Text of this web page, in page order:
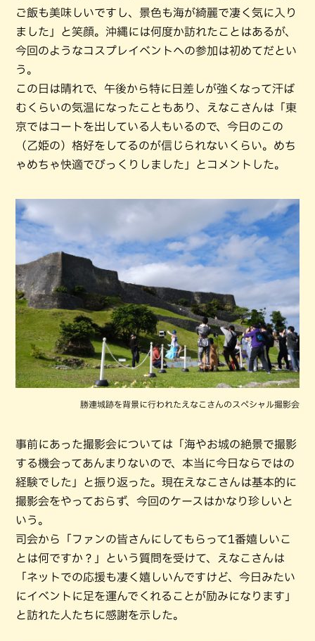
ご飯も美味しいですし、景色も海が綺麗で凄く気に入り
ました」と笑顔。沖縄には何度か訪れたことはあるが、
今回のようなコスプレイベントへの参加は初めてだとい
う。
この日は晴れで、午後から特に日差しが強くなって汗ば
むくらいの気温になったこともあり、えなこさんは「東
京ではコートを出している人もいるので、今日のこの
（乙姫の）格好をしてるのが信じられないくらい。めち
ゃめちゃ快適でびっくりしました」とコメントした。
勝連城跡を背景に行われたえなこさんのスペシャル撮影会
事前にあった撮影会については「海やお城の絶景で撮影
する機会ってあんまりないので、本当に今日ならではの
経験でした」と振り返った。現在えなこさんは基本的に
撮影会をやっておらず、今回のケースはかなり珍しいと
いう。
司会から「ファンの皆さんにしてもらって1番嬉しいこ
とは何ですか？」という質問を受けて、えなこさんは
「ネットでの応援も凄く嬉しいんですけど、今日みたい
にイベントに足を運んでくれることが励みになります」
と訪れた人たちに感謝を示した。